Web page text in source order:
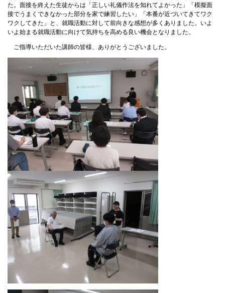
た。面接を終えた生徒からは「正しい礼儀作法を知れてよかった」「模擬面
接でうまくできなかった部分を家で練習したい」「本番が近づいてきてワク
ワクしてきた」と、就職活動に対して前向きな感想が多くありました。いよ
いよ始まる就職活動に向けて気持ちを高める良い機会となりました。
ご指導いただいた講師の皆様、ありがとうございました。